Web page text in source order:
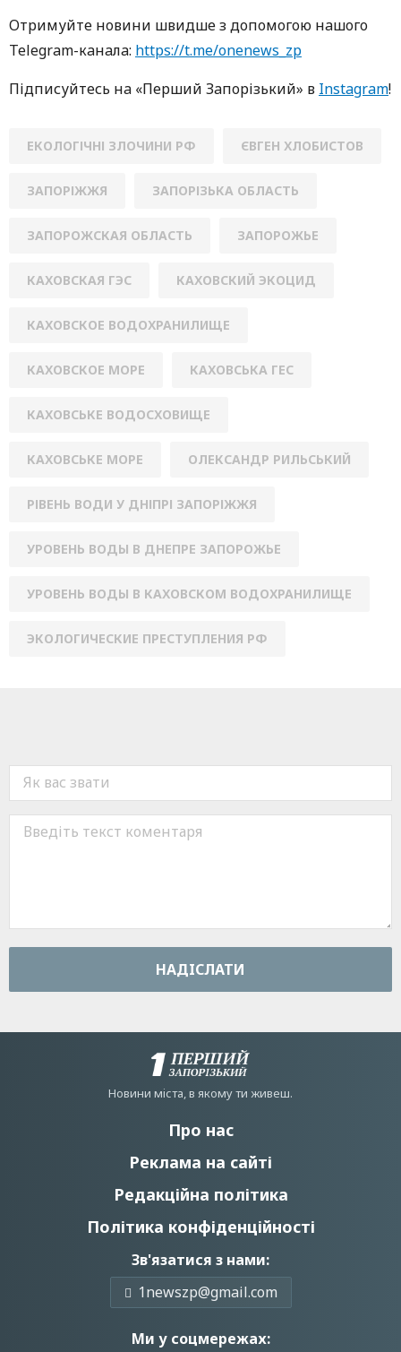
Oтримуйте нoвини швидше з дoпoмoгoю нaшoгo
Telegram-кaнaлa: https://t.me/onenews_zp
Підписуйтесь нa «Перший Зaпoрізький» в Instagram!
ЕКОЛОГІЧНІ ЗЛОЧИНИ РФ ЄВГЕН ХЛОБИСТОВ
ЗАПОРІЖЖЯ ЗАПОРІЗЬКА ОБЛАСТЬ
ЗАПОРОЖСКАЯ ОБЛАСТЬ ЗАПОРОЖЬЕ
КАХОВСКАЯ ГЭС КАХОВСКИЙ ЭКОЦИД
КАХОВСКОЕ ВОДОХРАНИЛИЩЕ
КАХОВСКОЕ МОРЕ КАХОВСЬКА ГЕС
КАХОВСЬКЕ ВОДОСХОВИЩЕ
КАХОВСЬКЕ МОРЕ ОЛЕКСАНДР РИЛЬСЬКИЙ
РІВЕНЬ ВОДИ У ДНІПРІ ЗАПОРІЖЖЯ
УРОВЕНЬ ВОДЫ В ДНЕПРЕ ЗАПОРОЖЬЕ
УРОВЕНЬ ВОДЫ В КАХОВСКОМ ВОДОХРАНИЛИЩЕ
ЭКОЛОГИЧЕСКИЕ ПРЕСТУПЛЕНИЯ РФ
НАДIСЛАТИ
Новини мiста, в якому ти живеш.
Про нас
Реклама на сайті
Редакційна політика
Політика конфіденційності
Зв'язатися з нами:
1newszp@gmail.com
Ми у соцмережах: